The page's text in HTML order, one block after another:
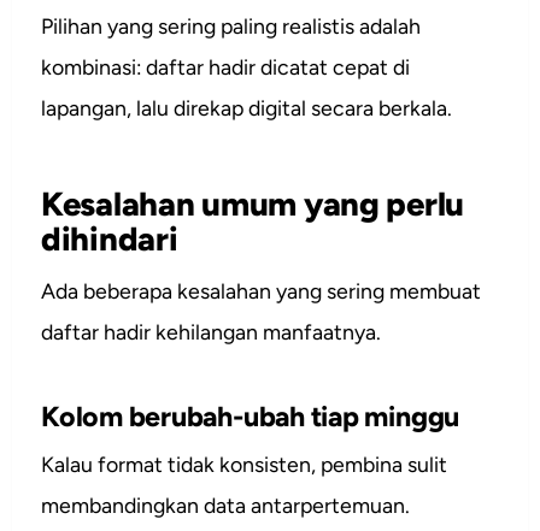
Pilihan yang sering paling realistis adalah
kombinasi: daftar hadir dicatat cepat di
lapangan, lalu direkap digital secara berkala.
Kesalahan umum yang perlu
dihindari
Ada beberapa kesalahan yang sering membuat
daftar hadir kehilangan manfaatnya.
Kolom berubah-ubah tiap minggu
Kalau format tidak konsisten, pembina sulit
membandingkan data antarpertemuan.